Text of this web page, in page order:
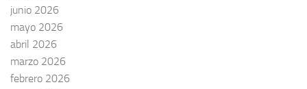
junio 2026
mayo 2026
abril 2026
marzo 2026
febrero 2026